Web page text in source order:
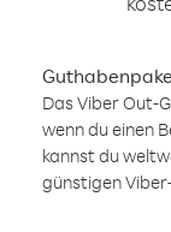
Das Viber Out-
wenn du einen
kannst du
günstigen